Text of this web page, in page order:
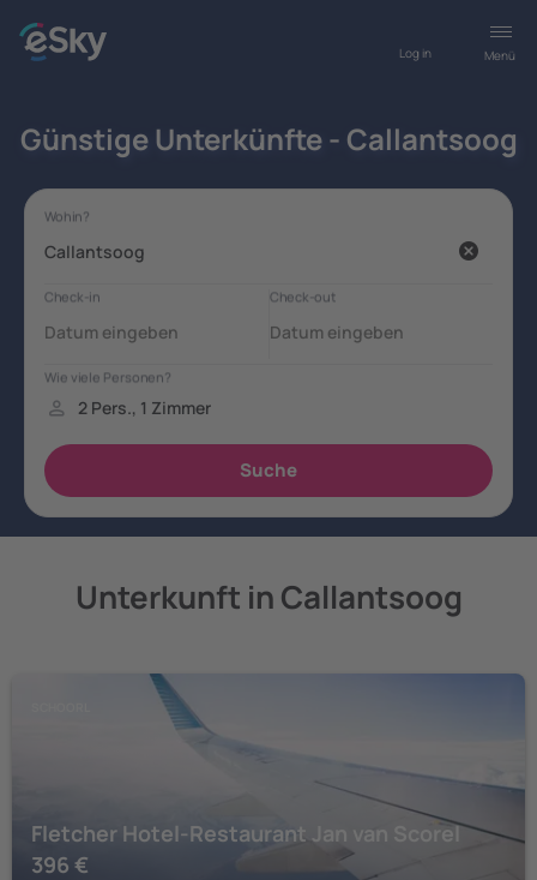
Menü
Log in
Günstige Unterkünfte - Callantsoog
Unterkunft in Callantsoog
Fletcher Hotel-Restaurant Jan van Scorel
396 €